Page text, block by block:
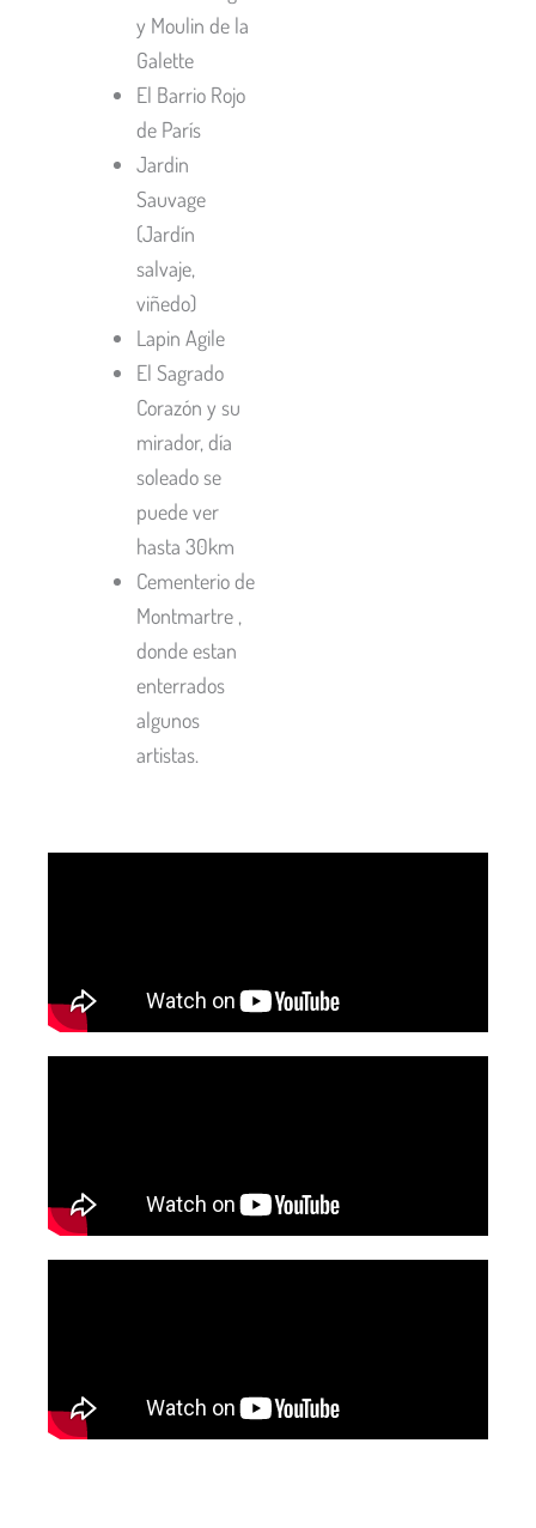
y Moulin de la
Galette
El Barrio Rojo
de París
Jardin
Sauvage
(Jardín
salvaje,
viñedo)
Lapin Agile
El Sagrado
Corazón y su
mirador, día
soleado se
puede ver
hasta 30km
Cementerio de
Montmartre ,
donde estan
enterrados
algunos
artistas.